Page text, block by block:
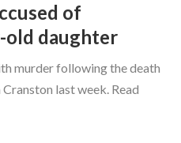
of
old daughter
murder following the death
last week. Read